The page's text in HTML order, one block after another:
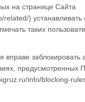
на странице Сайта
) устанавливать
таких
вправе заблокировать
предусмотренных
info/blocking-